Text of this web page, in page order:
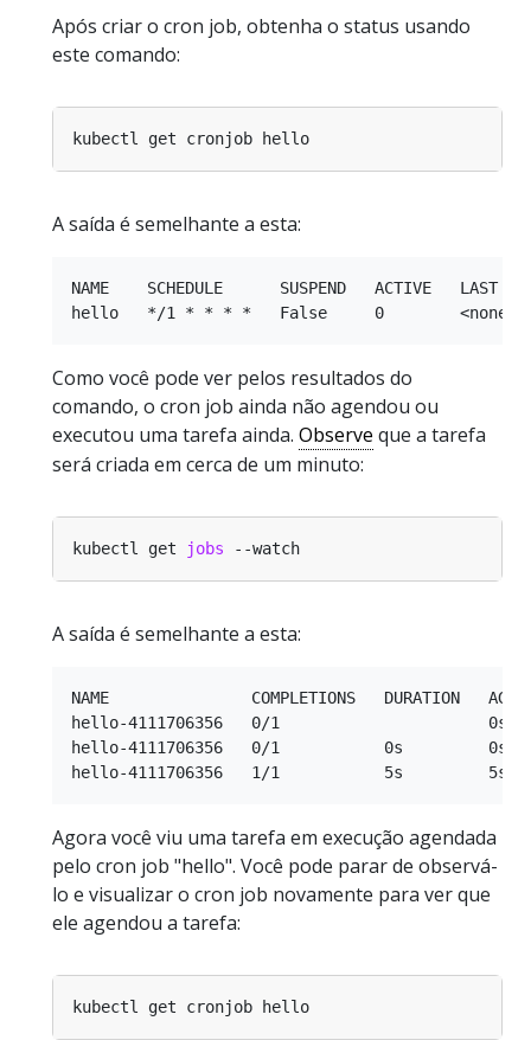
Após criar o cron job, obtenha o status usando
este comando:
A saída é semelhante a esta:
NAME    SCHEDULE      SUSPEND   ACTIVE   LAST
Como você pode ver pelos resultados do
comando, o cron job ainda não agendou ou
executou uma tarefa ainda. Observe que a tarefa
será criada em cerca de um minuto:
kubectl get jobs
A saída é semelhante a esta:
NAME               COMPLETIONS   DURATION   AGE
hello-4111706356   0/1                      0s
hello-4111706356   0/1           0s         0s
Agora você viu uma tarefa em execução agendada
pelo cron job "hello". Você pode parar de observá-
lo e visualizar o cron job novamente para ver que
ele agendou a tarefa: